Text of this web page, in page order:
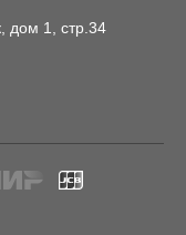
дом 1, стр.34